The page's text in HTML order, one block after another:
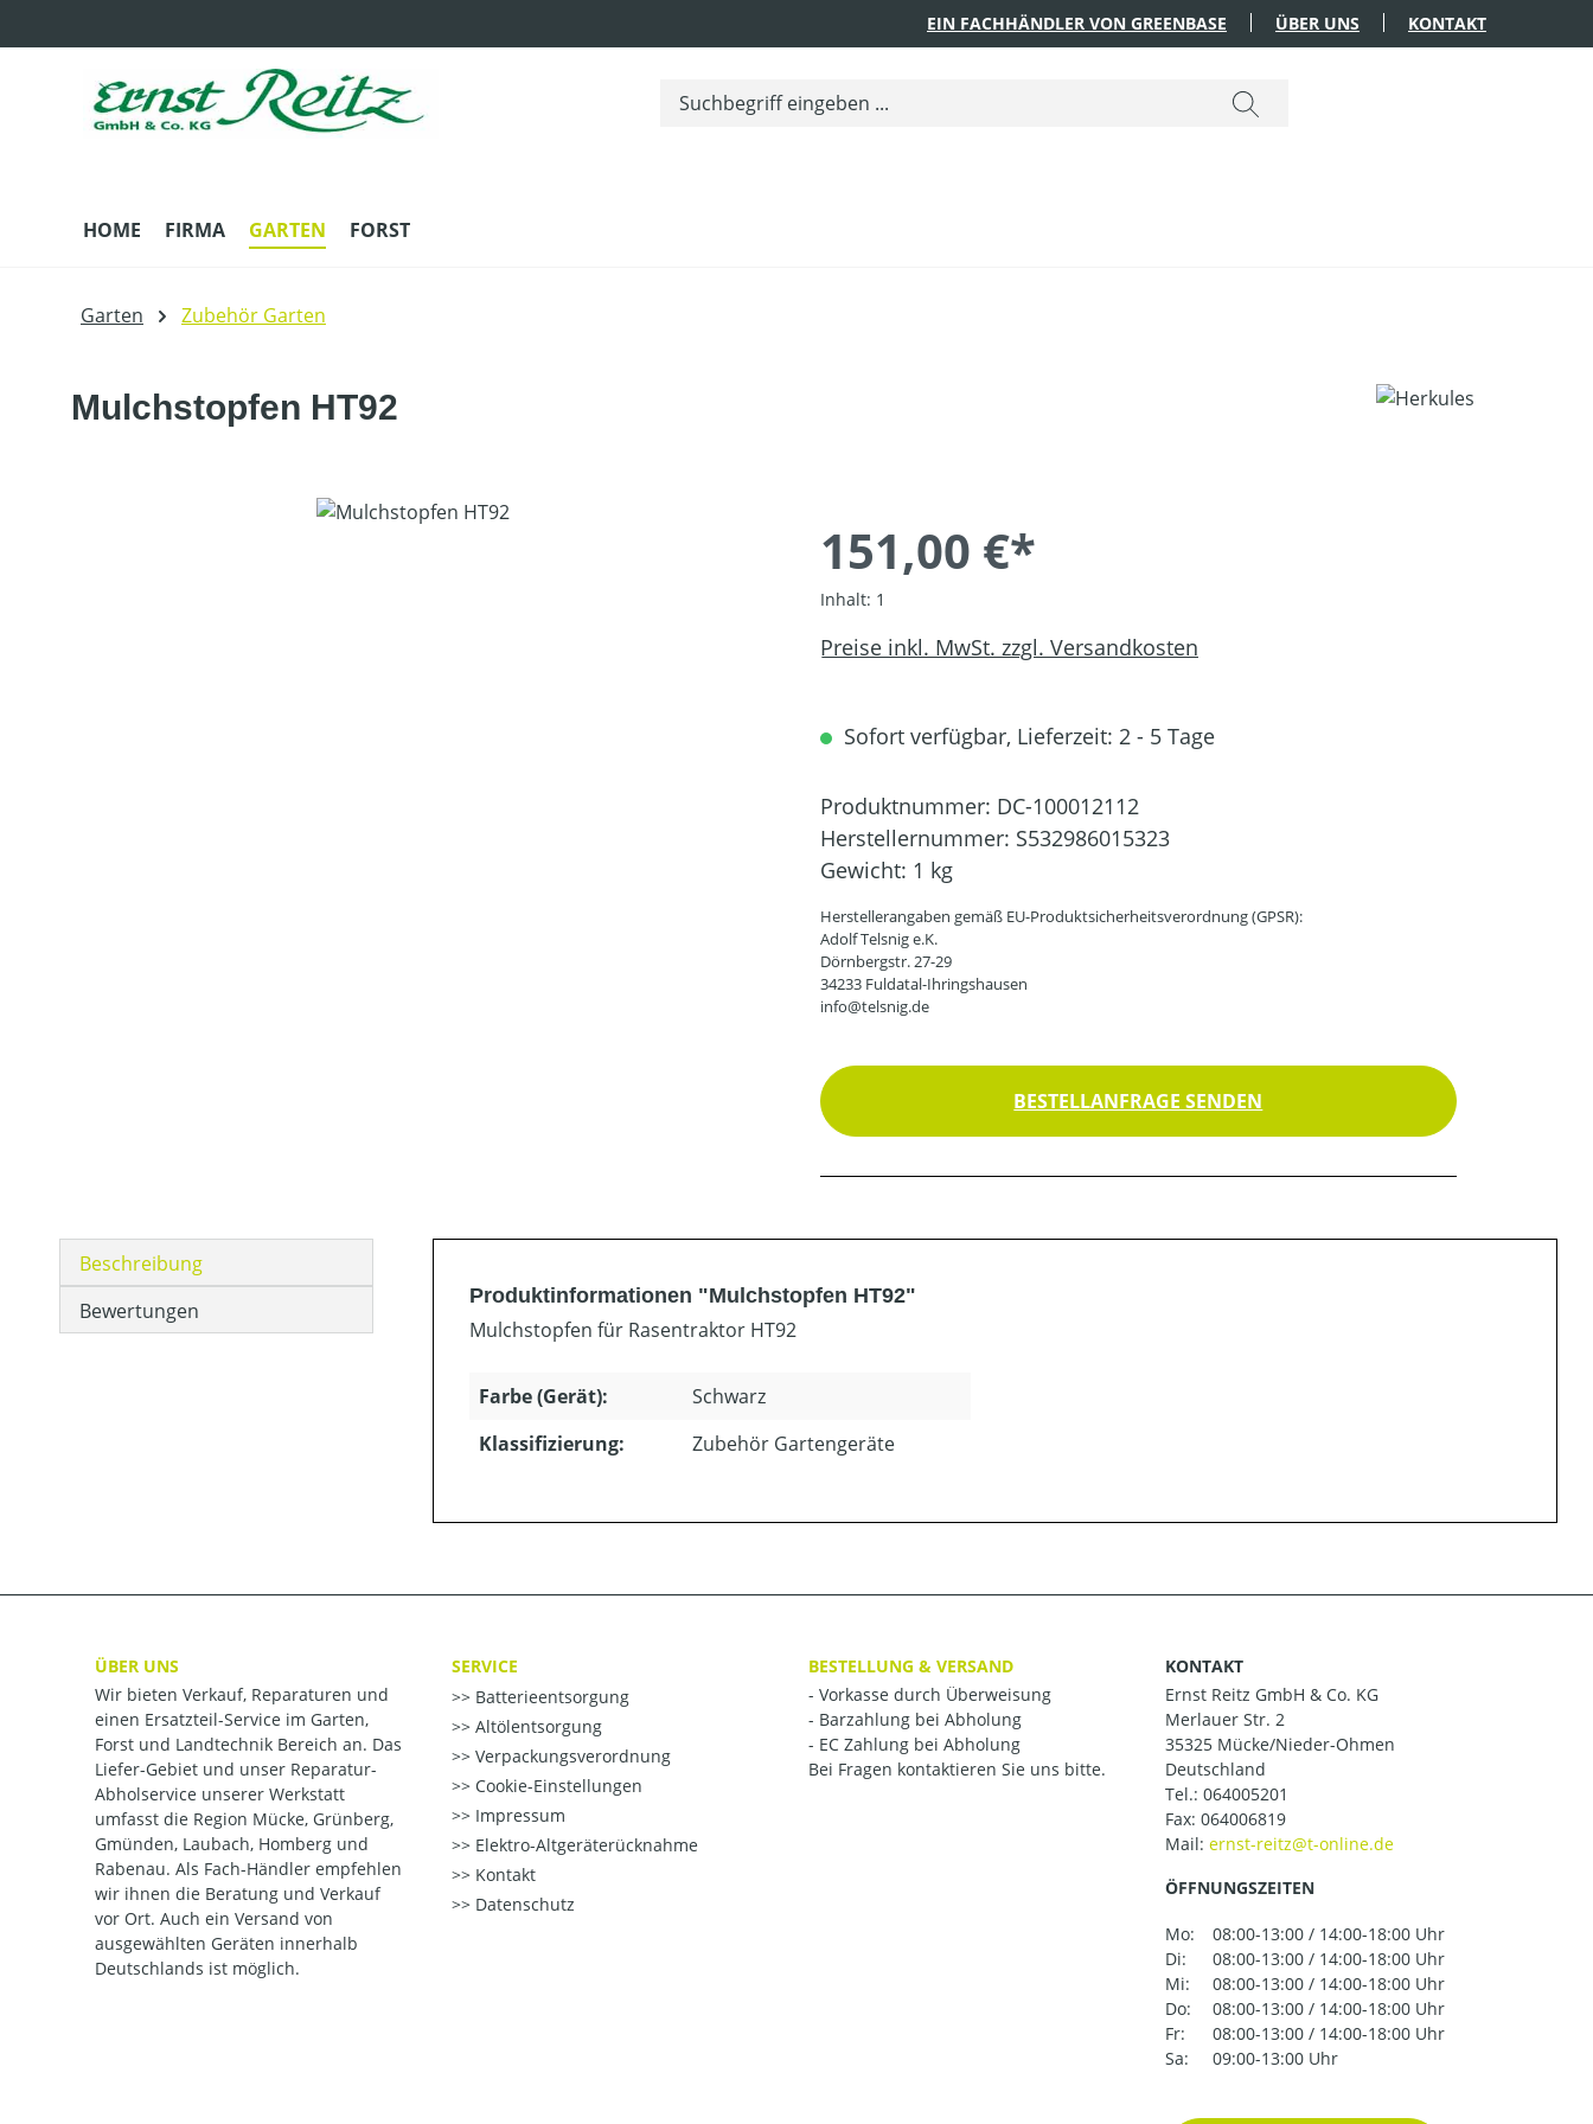
EIN FACHHÄNDLER VON GREENBASE ÜBER UNS KONTAKT
HOME FIRMA GARTEN FORST
Garten Zubehör Garten
Mulchstopfen HT92
151,00 €*
Inhalt: 1
Preise inkl. MwSt. zzgl. Versandkosten
Sofort verfügbar, Lieferzeit: 2 - 5 Tage
Produktnummer: DC-100012112
Herstellernummer: S532986015323
Gewicht: 1 kg
Herstellerangaben gemäß EU-Produktsicherheitsverordnung (GPSR):
Adolf Telsnig e.K.
Dörnbergstr. 27-29
34233 Fuldatal-Ihringshausen
info@telsnig.de
BESTELLANFRAGE SENDEN
Beschreibung
Bewertungen
Produktinformationen "Mulchstopfen HT92"
Mulchstopfen für Rasentraktor HT92
Farbe (Gerät):
Schwarz
Klassifizierung:
Zubehör Gartengeräte
ÜBER UNS
Wir bieten Verkauf, Reparaturen und
einen Ersatzteil-Service im Garten,
Forst und Landtechnik Bereich an. Das
Liefer-Gebiet und unser Reparatur-
Abholservice unserer Werkstatt
umfasst die Region Mücke, Grünberg,
Gmünden, Laubach, Homberg und
Rabenau. Als Fach-Händler empfehlen
wir ihnen die Beratung und Verkauf
vor Ort. Auch ein Versand von
ausgewählten Geräten innerhalb
Deutschlands ist möglich.
SERVICE
Batterieentsorgung
Altölentsorgung
Verpackungsverordnung
Cookie-Einstellungen
Impressum
Elektro-Altgeräterücknahme
Kontakt
Datenschutz
BESTELLUNG & VERSAND
- Vorkasse durch Überweisung
- Barzahlung bei Abholung
- EC Zahlung bei Abholung
Bei Fragen kontaktieren Sie uns bitte.
KONTAKT
Ernst Reitz GmbH & Co. KG
Merlauer Str. 2
35325 Mücke/Nieder-Ohmen
Deutschland
Tel.: 064005201
Fax: 064006819
Mail:
ÖFFNUNGSZEITEN
Mo:
08:00-13:00 / 14:00-18:00 Uhr
Di:
08:00-13:00 / 14:00-18:00 Uhr
Mi:
08:00-13:00 / 14:00-18:00 Uhr
Do:
08:00-13:00 / 14:00-18:00 Uhr
Fr:
08:00-13:00 / 14:00-18:00 Uhr
Sa:
09:00-13:00 Uhr